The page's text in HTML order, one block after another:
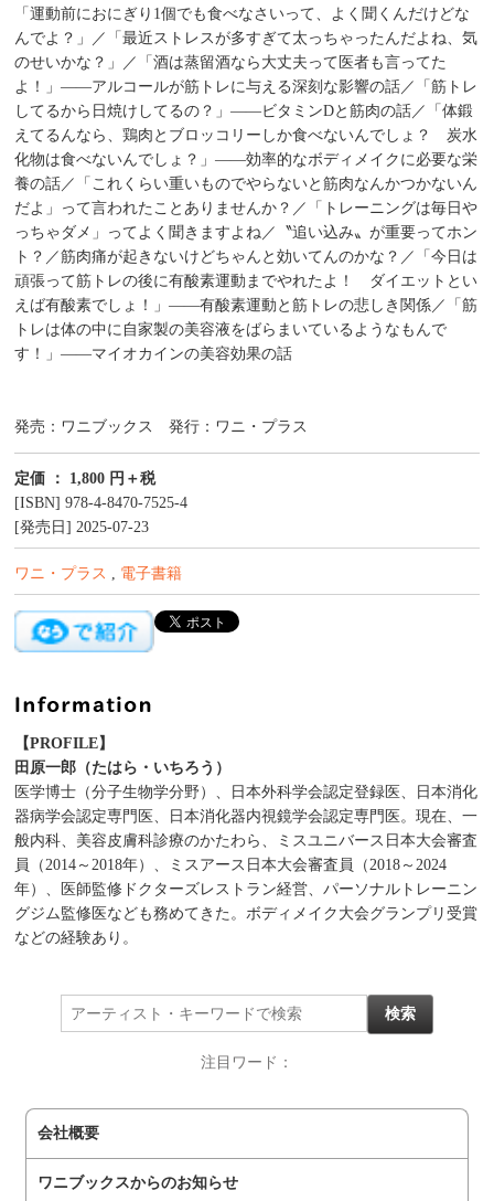
「運動前におにぎり1個でも食べなさいって、よく聞くんだけどな
んでよ？」／「最近ストレスが多すぎて太っちゃったんだよね、気
のせいかな？」／「酒は蒸留酒なら大丈夫って医者も言ってた
よ！」――アルコールが筋トレに与える深刻な影響の話／「筋トレ
してるから日焼けしてるの？」――ビタミンDと筋肉の話／「体鍛
えてるんなら、鶏肉とブロッコリーしか食べないんでしょ？ 炭水
化物は食べないんでしょ？」――効率的なボディメイクに必要な栄
養の話／「これくらい重いものでやらないと筋肉なんかつかないん
だよ」って言われたことありませんか？／「トレーニングは毎日や
っちゃダメ」ってよく聞きますよね／〝追い込み〟が重要ってホン
ト？／筋肉痛が起きないけどちゃんと効いてんのかな？／「今日は
頑張って筋トレの後に有酸素運動までやれたよ！ ダイエットとい
えば有酸素でしょ！」――有酸素運動と筋トレの悲しき関係／「筋
トレは体の中に自家製の美容液をばらまいているようなもんで
す！」――マイオカインの美容効果の話
発売：ワニブックス 発行：ワニ・プラス
定価 ： 1,800 円＋税
[ISBN] 978-4-8470-7525-4
[発売日] 2025-07-23
ワニ・プラス , 電子書籍
【PROFILE】
田原一郎（たはら・いちろう）
医学博士（分子生物学分野）、日本外科学会認定登録医、日本消化
器病学会認定専門医、日本消化器内視鏡学会認定専門医。現在、一
般内科、美容皮膚科診療のかたわら、ミスユニバース日本大会審査
員（2014～2018年）、ミスアース日本大会審査員（2018～2024
年）、医師監修ドクターズレストラン経営、パーソナルトレーニン
グジム監修医なども務めてきた。ボディメイク大会グランプリ受賞
などの経験あり。
注目ワード：
会社概要
ワニブックスからのお知らせ